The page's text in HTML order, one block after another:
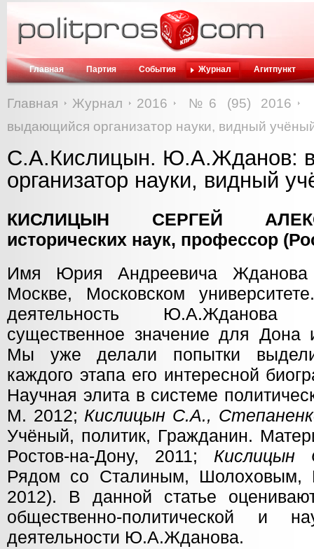
Главная Партия События Журнал Агитпункт
Главная Журнал 2016
№6 (95) 2016
выдающийся организатор науки, видный
С.А.Кислицын. Ю.А.Жданов:
организатор науки, видный
КИСЛИЦЫН СЕРГЕЙ
исторических наук, профессор
Имя Юрия Андреевича Жданова
Москве, Московском
деятельность
существенное значение для Дона
Мы уже делали попытки
каждого этапа его интересной
Научная элита в системе
М. 2012; Кислицын С.А.,
Учёный, политик, Гражданин.
Ростов-на-Дону, 2011; Кислицын
Рядом со Сталиным,
2012). В данной статье
общественно-политической и
деятельности Ю.А.Жданова.